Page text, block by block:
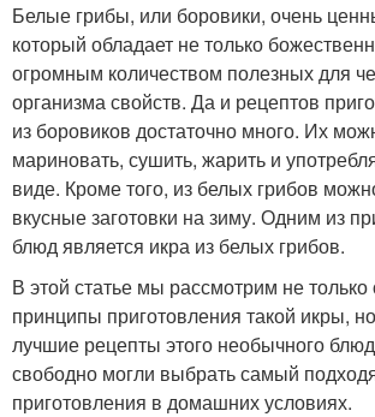
Белые грибы, или боровики, очень
который обладает не только
огромным количеством полезных для
организма свойств. Да и рецептов
из боровиков достаточно много. Их
мариновать, сушить, жарить и
виде. Кроме того, из белых грибов
вкусные заготовки на зиму. Одним из
блюд является икра из белых грибов.
В этой статье мы рассмотрим не
принципы приготовления такой икры,
лучшие рецепты этого необычного
свободно могли выбрать самый
приготовления в домашних условиях.